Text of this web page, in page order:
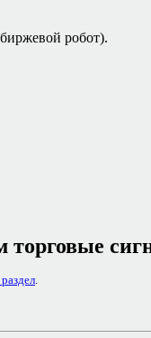
робот).
торговые
.